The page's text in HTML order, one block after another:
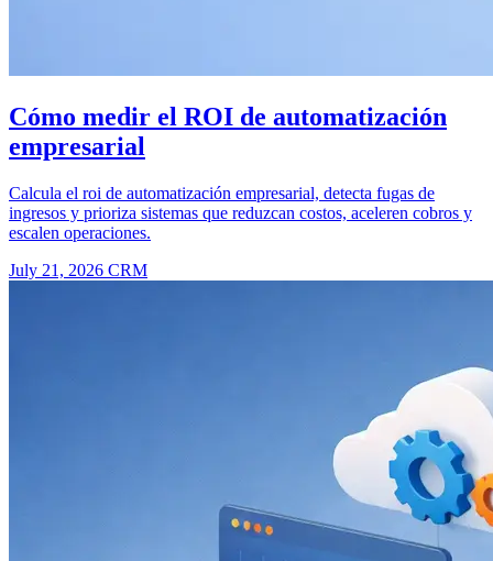
Cómo medir el ROI de automatización
empresarial
Calcula el roi de automatización empresarial, detecta fugas de
ingresos y prioriza sistemas que reduzcan costos, aceleren cobros y
escalen operaciones.
July 21, 2026 CRM